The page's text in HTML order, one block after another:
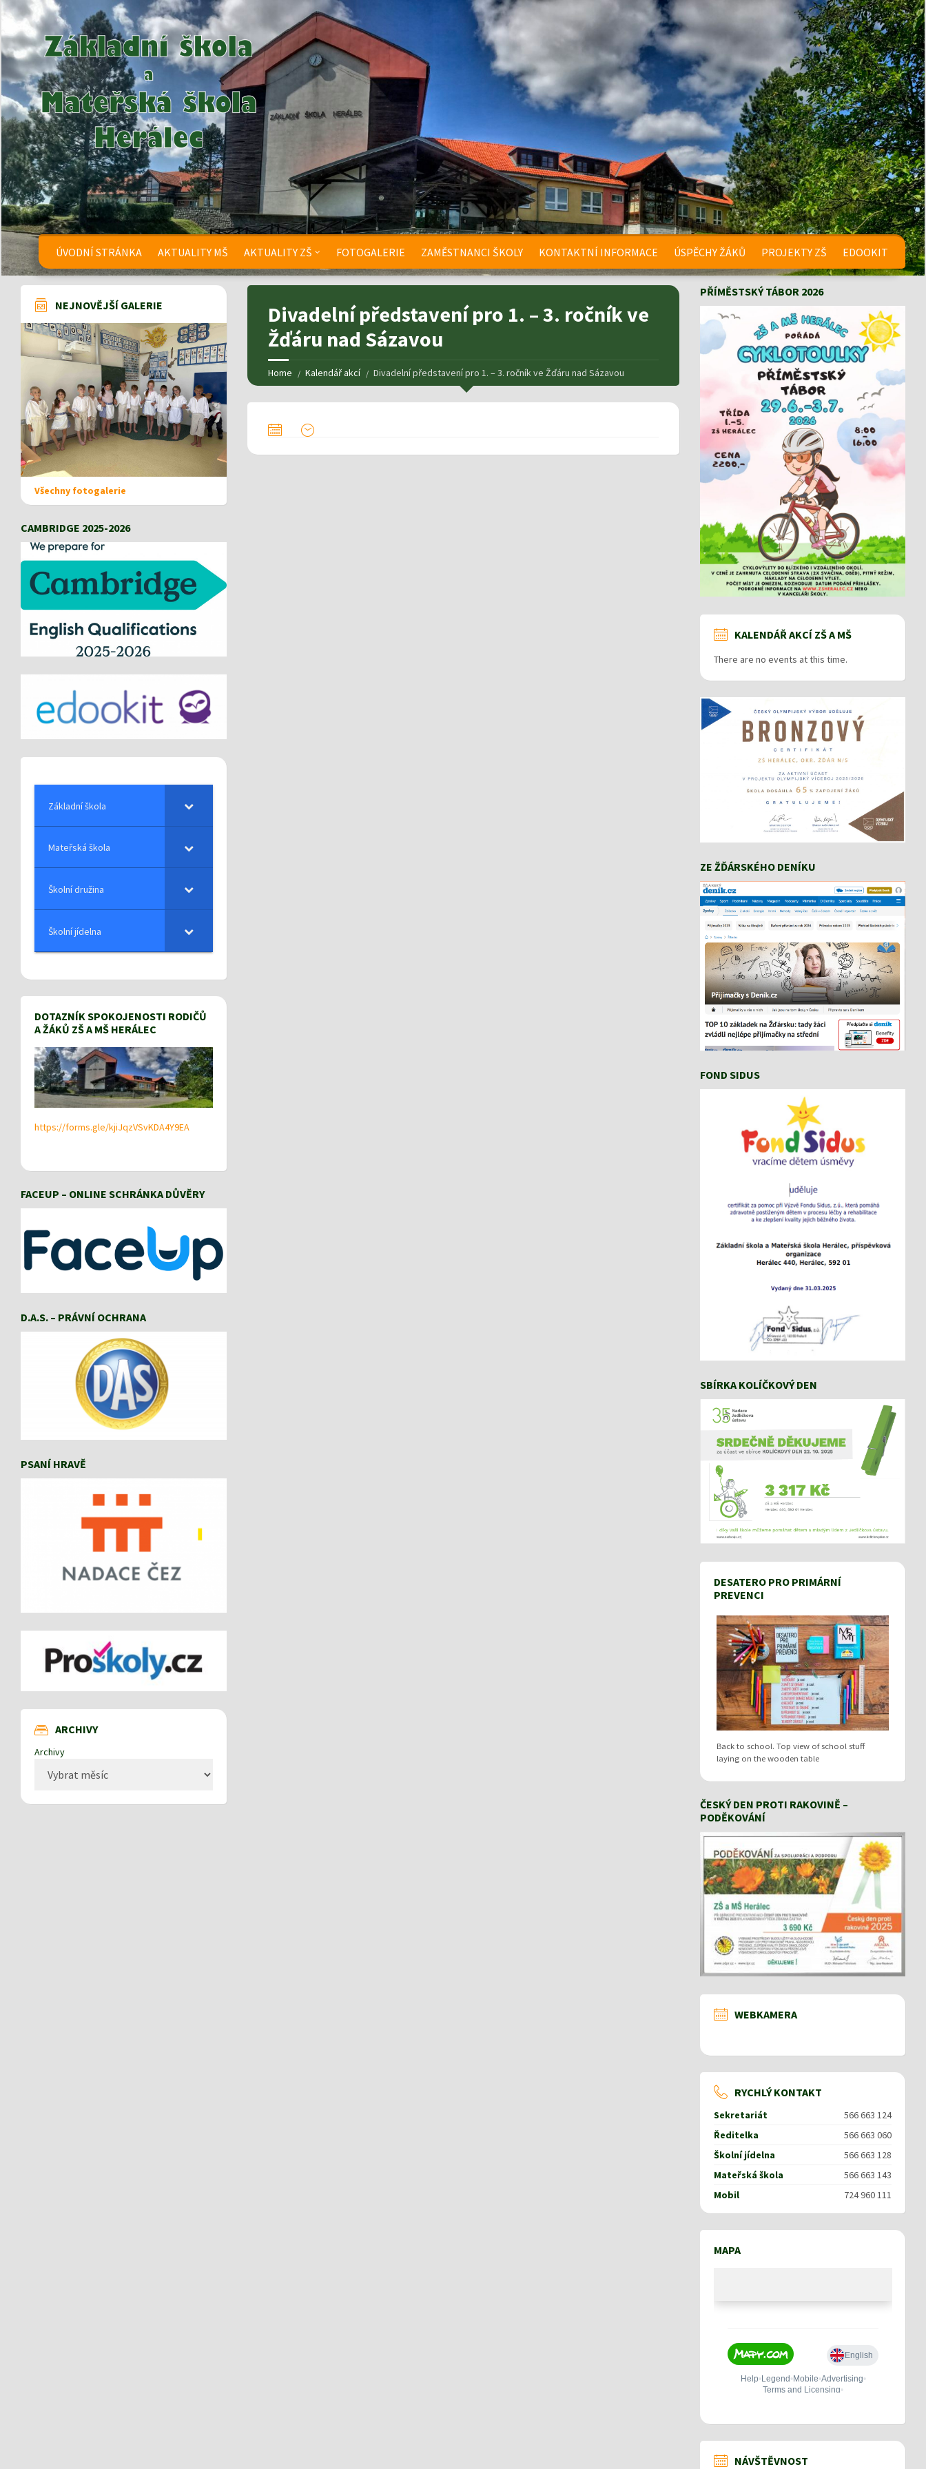
ÚVODNÍ STRÁNKA AKTUALITY MŠ AKTUALITY ZŠ FOTOGALERIE ZAMĚSTNANCI ŠKOLY KONTAKTNÍ INFORMACE ÚSPĚCHY ŽÁKŮ PROJEKTY ZŠ EDOOKIT
Divadelní představení pro 1. – 3. ročník ve
Žďáru nad Sázavou
Home Kalendář akcí Divadelní představení pro 1. – 3. ročník ve Žďáru nad Sázavou
NEJNOVĚJŠÍ GALERIE
Všechny fotogalerie
CAMBRIDGE 2025-2026
Základní škola
Mateřská škola
Školní družina
Školní jídelna
DOTAZNÍK SPOKOJENOSTI RODIČŮ
A ŽÁKŮ ZŠ A MŠ HERÁLEC
https://forms.gle/kjiJqzVSvKDA4Y9EA
FACEUP – ONLINE SCHRÁNKA DŮVĚRY
D.A.S. – PRÁVNÍ OCHRANA
PSANÍ HRAVĚ
ARCHIVY
Archivy
PŘÍMĚSTSKÝ TÁBOR 2026
KALENDÁŘ AKCÍ ZŠ A MŠ
There are no events at this time.
ZE ŽĎÁRSKÉHO DENÍKU
FOND SIDUS
SBÍRKA KOLÍČKOVÝ DEN
DESATERO PRO PRIMÁRNÍ
PREVENCI
Back to school. Top view of school stuff
laying on the wooden table
ČESKÝ DEN PROTI RAKOVINĚ –
PODĚKOVÁNÍ
WEBKAMERA
RYCHLÝ KONTAKT
Sekretariát
566 663 124
Ředitelka
566 663 060
Školní jídelna
566 663 128
Mateřská škola
566 663 143
Mobil
724 960 111
MAPA
NÁVŠTĚVNOST